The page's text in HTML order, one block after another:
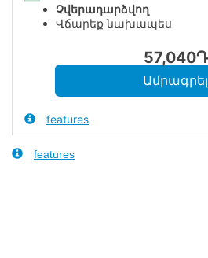
Չվերադարձվող
Վճարեք նախապես
57,040Դ
features
features